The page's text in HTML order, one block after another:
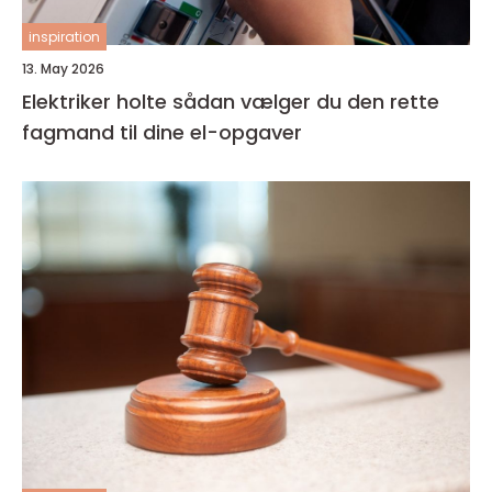
inspiration
13. May 2026
Elektriker holte sådan vælger du den rette
fagmand til dine el-opgaver